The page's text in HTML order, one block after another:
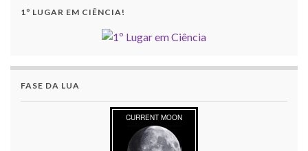
1º LUGAR EM CIÊNCIA!
FASE DA LUA